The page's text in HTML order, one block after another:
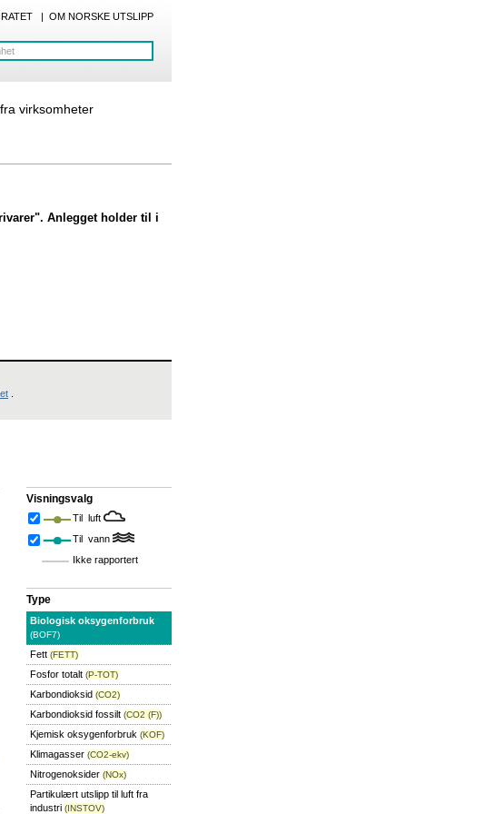
| OM NORSKE UTSLIPP
virksomheter
Anlegget holder til i
Visningsvalg
Til luft
Til vann
Ikke rapportert
Type
Biologisk oksygenforbruk
(BOF7)
Fett (FETT)
Fosfor totalt (P-TOT)
Karbondioksid (CO2)
Karbondioksid fossilt (CO2 (F))
Kjemisk oksygenforbruk (KOF)
Klimagasser (CO2-ekv)
Nitrogenoksider (NOx)
Partikulært utslipp til luft fra
industri (INSTOV)